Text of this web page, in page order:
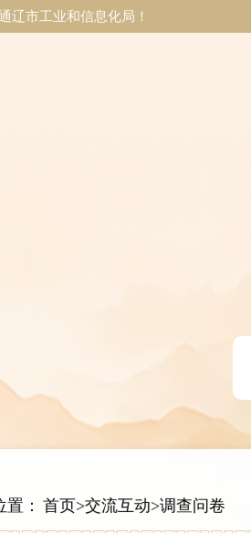
辽市工业和信息化局！
： 首页>交流互动>调查问卷